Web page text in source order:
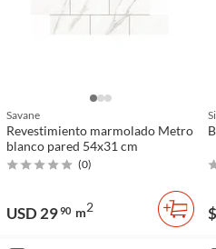
Savane
Revestimiento marmolado Metro
blanco pared 54x31 cm
(0)
USD 2990 m2